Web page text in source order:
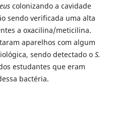
colonizando a cavidade
sendo verificada uma alta
a oxacilina/meticilina.
aparelhos com algum
sendo detectado o S.
estudantes que eram
bactéria.